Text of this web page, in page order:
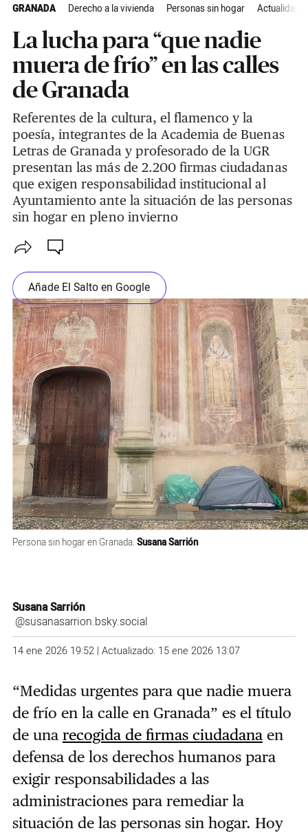
GRANADA Derecho a la vivienda Personas sin hogar Actualidad
La lucha para “que nadie
muera de frío” en las calles
de Granada
Referentes de la cultura, el flamenco y la
poesía, integrantes de la Academia de Buenas
Letras de Granada y profesorado de la UGR
presentan las más de 2.200 firmas ciudadanas
que exigen responsabilidad institucional al
Ayuntamiento ante la situación de las personas
sin hogar en pleno invierno
Añade El Salto en Google
Persona sin hogar en Granada. Susana Sarrión
Susana Sarrión
@susanasarrion.bsky.social
14 ene 2026 19:52 | Actualizado: 15 ene 2026 13:07
“Medidas urgentes para que nadie muera
de frío en la calle en Granada” es el título
de una recogida de firmas ciudadanaen
defensa de los derechos humanos para
exigir responsabilidades a las
administraciones para remediar la
situación de las personas sin hogar. Hoy